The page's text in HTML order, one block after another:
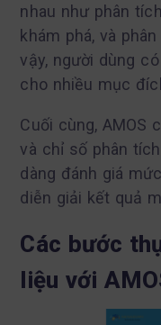
nhau như phân
khám phá, và
vậy, người dùng
cho nhiều mục
Cuối cùng, AMOS
và chỉ số phân
dàng đánh giá
diễn giải kết quả
Các bước
liệu với